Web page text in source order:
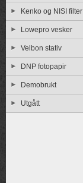
Kenko og NISI filter
Lowepro vesker
Velbon stativ
DNP fotopapir
Demobrukt
Utgått